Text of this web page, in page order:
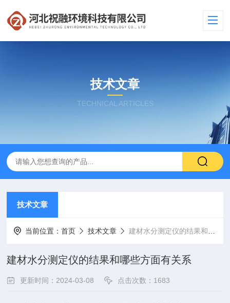
技术文章
TECHNICAL ARTICLES
技术文章
当前位置：首页 技术文章 建材水分测定仪的结果和哪些方面有关系
建材水分测定仪的结果和哪些方面有关系
更新时间：2024-03-08 点击次数：1683